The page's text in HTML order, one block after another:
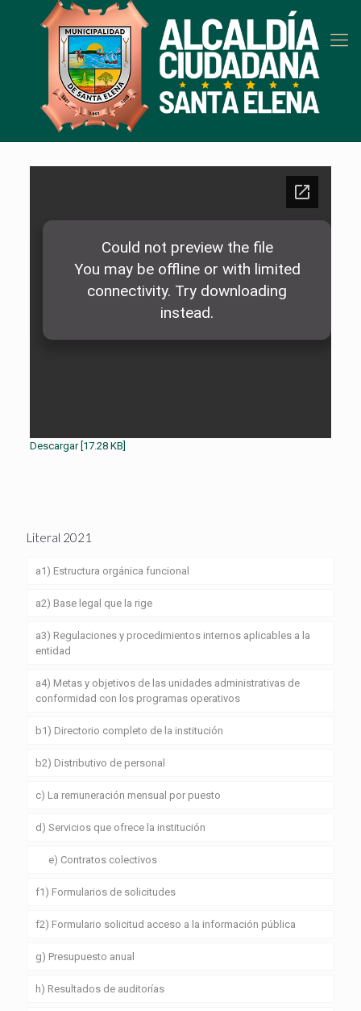
Descargar [17.28 KB]
Literal 2021
a1) Estructura orgánica funcional
a2) Base legal que la rige
a3) Regulaciones y procedimientos internos aplicables a la
entidad
a4) Metas y objetivos de las unidades administrativas de
conformidad con los programas operativos
b1) Directorio completo de la institución
b2) Distributivo de personal
c) La remuneración mensual por puesto
d) Servicios que ofrece la institución
e) Contratos colectivos
f1) Formularios de solicitudes
f2) Formulario solicitud acceso a la información pública
g) Presupuesto anual
h) Resultados de auditorías